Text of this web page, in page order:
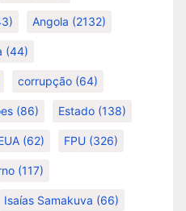
Angola (2132)
(44)
corrupção (64)
(86) Estado (138)
(62) FPU (326)
(117)
Isaías Samakuva (66)